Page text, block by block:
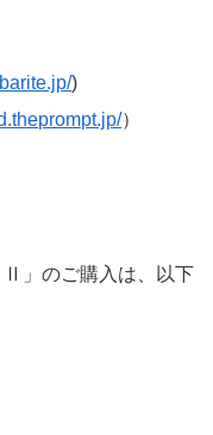
)
）
Ⅱ」のご購入は、以下